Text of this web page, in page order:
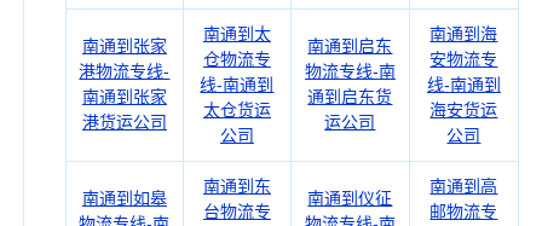
南通到张家
港物流专线-
南通到张家
港货运公司
南通到太
仓物流专
线-南通到
太仓货运
公司
南通到启东
物流专线-南
通到启东货
运公司
南通到海
安物流专
线-南通到
海安货运
公司
南通到如皋
南通到东
台物流专
南通到仪征
南通到高
邮物流专